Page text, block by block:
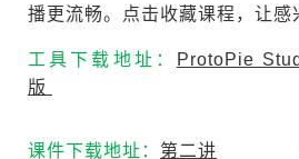
播更流畅。点击收藏课程，让感
工具下载地址：
ProtoPie
版
课件下载地址： 第二讲